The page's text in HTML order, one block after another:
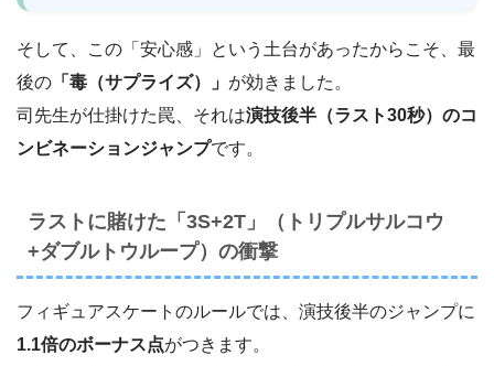
そして、この「安心感」という土台があったからこそ、最
後の 「毒（サプライズ）」 が効きました。
司先生が仕掛けた罠、それは演技後半（ラスト30秒）のコ
ンビネーションジャンプです。
ラストに賭けた「3S+2T」（トリプルサルコウ
+ダブルトウループ）の衝撃
フィギュアスケートのルールでは、演技後半のジャンプに
1.1倍のボーナス点がつきます。